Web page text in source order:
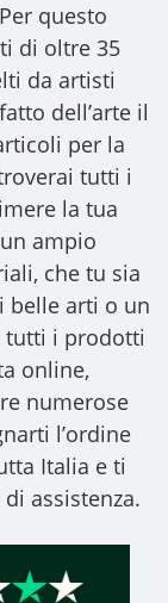
questo
di oltre 35
da artisti
dell’arte il
per la
tutti i
la tua
ampio
che tu sia
belle arti o un
tutti i prodotti
online,
numerose
l’ordine
Italia e ti
assistenza.